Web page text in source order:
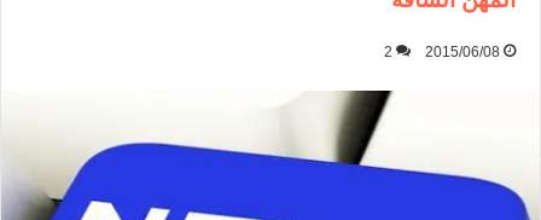
2015/06/08
2